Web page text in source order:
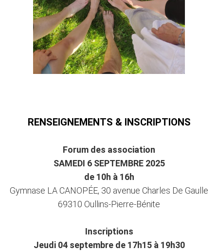
RENSEIGNEMENTS & INSCRIPTIONS
Forum des association
SAMEDI 6 SEPTEMBRE 2025
de 10h à 16h
Gymnase LA CANOPÉE, 30 avenue Charles De Gaulle
69310 Oullins-Pierre-Bénite
Inscriptions
Jeudi 04 septembre de 17h15 à 19h30